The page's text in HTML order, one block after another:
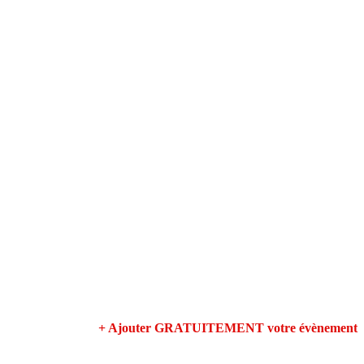
+ Ajouter GRATUITEMENT votre évènement